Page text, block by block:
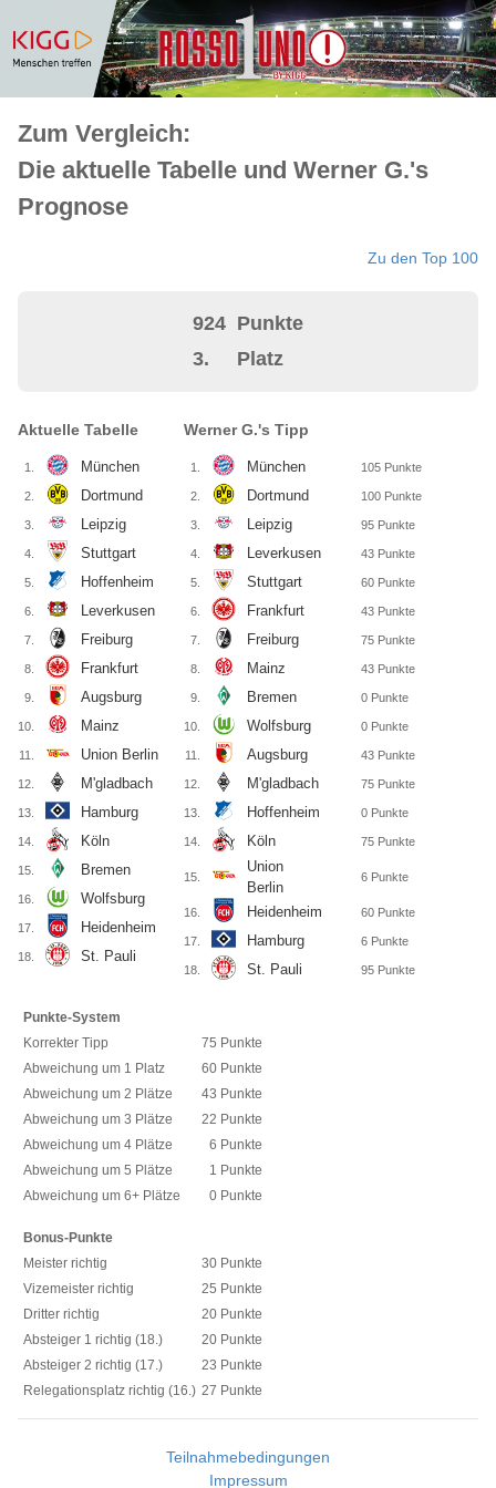
Zum Vergleich:
Die aktuelle Tabelle und Werner G.'s
Prognose
Zu den Top 100
924 Punkte
3.
Platz
Aktuelle Tabelle
1. München
2. Dortmund
3. Leipzig
4. Stuttgart
5. Hoffenheim
6. Leverkusen
7. Freiburg
8. Frankfurt
9. Augsburg
10. Mainz
11. Union Berlin
12. M'gladbach
13. Hamburg
14. Köln
15. Bremen
16. Wolfsburg
17. Heidenheim
18. St. Pauli
Werner G.'s Tipp
1. München 105 Punkte
2. Dortmund 100 Punkte
3. Leipzig 95 Punkte
4. Leverkusen 43 Punkte
5. Stuttgart 60 Punkte
6. Frankfurt 43 Punkte
7. Freiburg 75 Punkte
8. Mainz 43 Punkte
9. Bremen 0 Punkte
10. Wolfsburg 0 Punkte
11. Augsburg 43 Punkte
12. M'gladbach 75 Punkte
13. Hoffenheim 0 Punkte
14. Köln 75 Punkte
15.
Union
Berlin
6 Punkte
16. Heidenheim 60 Punkte
17. Hamburg 6 Punkte
18. St. Pauli 95 Punkte
Punkte-System
Korrekter Tipp
75 Punkte
Abweichung um 1 Platz
60 Punkte
Abweichung um 2 Plätze
43 Punkte
Abweichung um 3 Plätze
22 Punkte
Abweichung um 4 Plätze
6 Punkte
Abweichung um 5 Plätze
1 Punkte
Abweichung um 6+ Plätze
0 Punkte
Bonus-Punkte
Meister richtig
30 Punkte
Vizemeister richtig
25 Punkte
Dritter richtig
20 Punkte
Absteiger 1 richtig (18.)
20 Punkte
Absteiger 2 richtig (17.)
23 Punkte
Relegationsplatz richtig (16.) 27 Punkte
Teilnahmebedingungen
Impressum